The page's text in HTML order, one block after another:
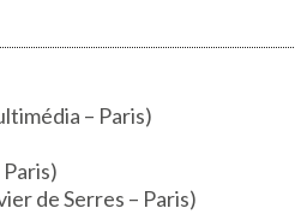
– Paris)
de Serres – Paris)